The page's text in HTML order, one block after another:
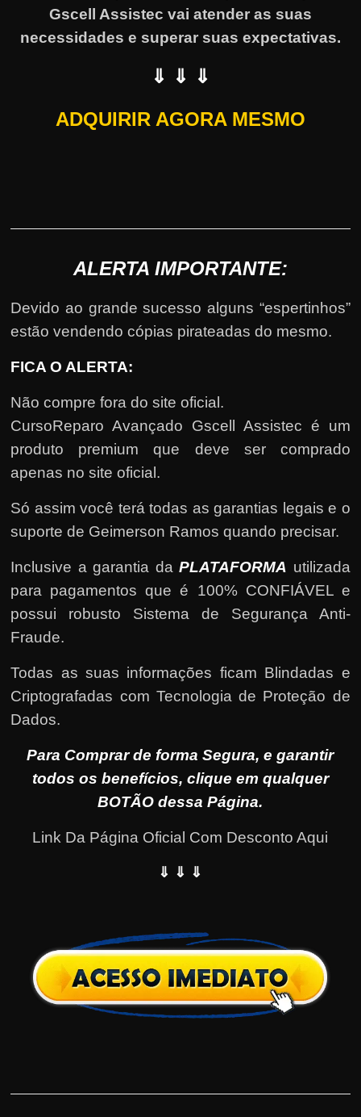
Gscell Assistec vai atender as suas
necessidades e superar suas expectativas.
⇓ ⇓ ⇓
ADQUIRIR AGORA MESMO
ALERTA IMPORTANTE:
Devido ao grande sucesso alguns “espertinhos”
estão vendendo cópias pirateadas do mesmo.
FICA O ALERTA:
Não compre fora do site oficial.
CursoReparo Avançado Gscell Assistec é um
produto premium que deve ser comprado
apenas no site oficial.
Só assim você terá todas as garantias legais e o
suporte de Geimerson Ramos quando precisar.
Inclusive a garantia daPLATAFORMA utilizada
para pagamentos que é 100% CONFIÁVEL e
possui robusto Sistema de Segurança Anti-
Fraude.
Todas as suas informações ficam Blindadas e
Criptografadas com Tecnologia de Proteção de
Dados.
Para Comprar de forma Segura, e garantir
todos os benefícios, clique em qualquer
BOTÃO dessa Página.
Link Da Página Oficial Com Desconto Aqui
⇓ ⇓ ⇓